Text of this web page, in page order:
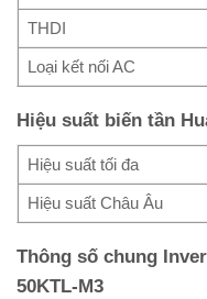
THDI
Loại kết nối AC
Hiệu suất biến tần
Hiệu suất tối đa
Hiệu suất Châu Âu
Thông số chung
50KTL-M3